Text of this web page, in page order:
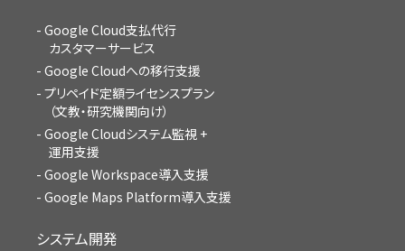
Google Cloud支払代行
カスタマーサービス
Google Cloudへの移行支援
プリペイド定額ライセンスプラン
（文教・研究機関向け）
Google Cloudシステム監視 +
運用支援
Google Workspace導入支援
Google Maps Platform導入支援
システム開発